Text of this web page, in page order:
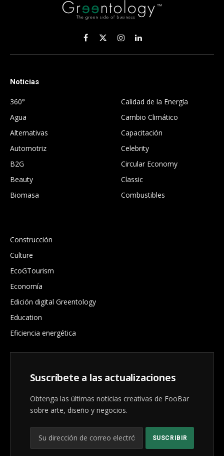
Facebook
X
(Twitter)
InstagramLinkedIn
Noticias
360°
Agua
Alternativas
Automotriz
B2G
Beauty
Biomasa
Calidad de la Energía
Cambio Climático
Capacitación
Celebrity
Circular Economy
Classic
Combustibles
Construcción
Culture
EcoGTourism
Economía
Edición digital Greentology
Education
Eficiencia energética
Suscríbete a las actualizaciones
Obtenga las últimas noticias creativas de FooBar
sobre arte, diseño y negocios.